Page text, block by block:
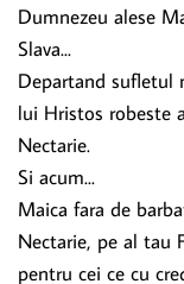
Dumnezeu alese
Slava...
Departand sufletul
lui Hristos robeste
Nectarie.
Si acum...
Maica fara de
Nectarie, pe al tau
pentru cei ce cu